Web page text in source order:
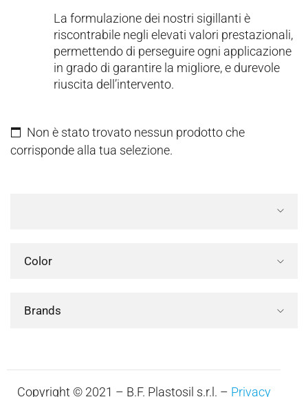
La formulazione dei nostri sigillanti è
riscontrabile negli elevati valori prestazionali,
permettendo di perseguire ogni applicazione
in grado di garantire la migliore, e durevole
riuscita dell’intervento.
Non è stato trovato nessun prodotto che
corrisponde alla tua selezione.
Color
Brands
Copyright © 2021 – B.F. Plastosil s.r.l. – Privacy